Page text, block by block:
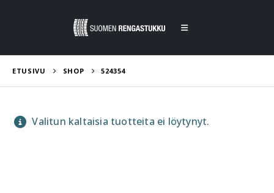
ETUSIVU SHOP 524354
Valitun kaltaisia tuotteita ei löytynyt.